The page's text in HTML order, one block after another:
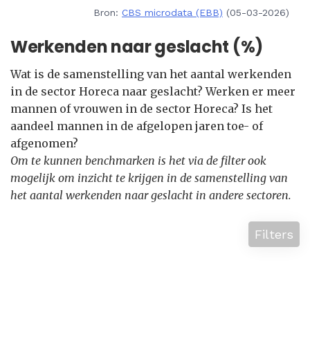
Bron: CBS microdata (EBB) (05-03-2026)
Werkenden naar geslacht (%)
Wat is de samenstelling van het aantal werkenden
in de sector Horeca naar geslacht? Werken er meer
mannen of vrouwen in de sector Horeca? Is het
aandeel mannen in de afgelopen jaren toe- of
afgenomen?
Om te kunnen benchmarken is het via de filter ook
mogelijk om inzicht te krijgen in de samenstelling van
het aantal werkenden naar geslacht in andere sectoren.
Filters